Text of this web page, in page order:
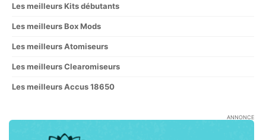
Les meilleurs Kits débutants
Les meilleurs Box Mods
Les meilleurs Atomiseurs
Les meilleurs Clearomiseurs
Les meilleurs Accus 18650
ANNONCE